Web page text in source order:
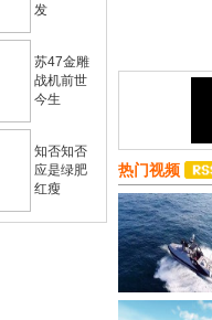
发
苏47金雕
战机前世
今生
知否知否
应是绿肥
红瘦
热门视频